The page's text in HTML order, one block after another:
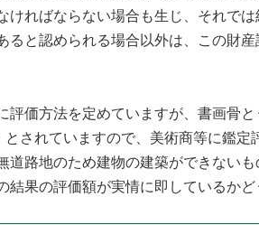
ればならない場合も生じ、それで
と認められる場合以外は、この財
価方法を定めていますが、書画骨
されていますので、美術商等に鑑定
路地のため建物の建築ができない
果の評価額が実情に即しているか